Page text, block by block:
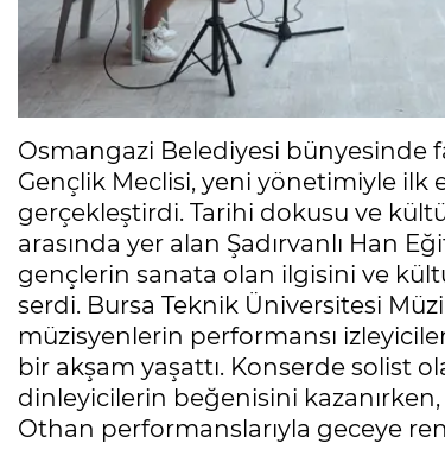
Osmangazi Belediyesi bünyesinde
Gençlik Meclisi, yeni yönetimiyle
gerçekleştirdi. Tarihi dokusu ve
arasında yer alan Şadırvanlı Han
gençlerin sanata olan ilgisini ve
serdi. Bursa Teknik Üniversitesi
müzisyenlerin performansı
bir akşam yaşattı. Konserde solist
dinleyicilerin beğenisini
Othan performanslarıyla geceye